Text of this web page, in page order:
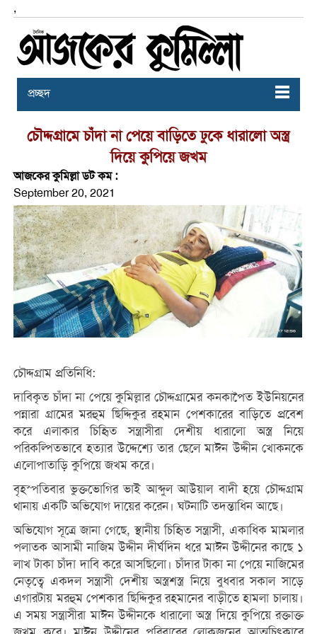
,
প্রচ্ছদ
চৌদ্দগ্রামে চাঁদা না পেয়ে বাড়িতে ঢুকে ধারালো অস্ত্র
দিয়ে কুপিয়ে জখম
আজকের কুমিল্লা ডট কম :
September 20, 2021
চৌদ্দগ্রাম প্রতিনিধি:
দাবিকৃত চাঁদা না পেয়ে কুমিল্লার চৌদ্দগ্রামের কনকাপৈত ইউনিয়নের
পন্নারা গ্রামের মরহুম ছিদ্দিকুর রহমান পেশকারের বাড়িতে প্রবেশ
করে এলাকার চিহিৃত সন্ত্রাসীরা দেশীয় ধারালো অস্ত্র নিয়ে
পরিকল্পিতভাবে হত্যার উদ্দেশ্যে তার ছেলে মাঈন উদ্দীন খোকনকে
এলোপাতাড়ি কুপিয়ে জখম করে।
বৃহস্পতিবার ভুক্তভোগির ভাই আব্দুল আউয়াল বাদী হয়ে চৌদ্দগ্রাম
থানায় একটি অভিযোগ দায়ের করেন। ঘটনাটি তদন্তাধিন আছে।
অভিযোগ সূত্রে জানা গেছে, স্থানীয় চিহিৃত সন্ত্রাসী, একাধিক মামলার
পলাতক আসামী নাজিম উদ্দীন দীর্ঘদিন ধরে মাঈন উদ্দীনের কাছে ১
লাখ টাকা চাঁদা দাবি করে আসছিলো। চাঁদার টাকা না পেয়ে নাজিমের
নেতৃত্বে একদল সন্ত্রাসী দেশীয় অস্ত্রশস্ত্র নিয়ে বুধবার সকাল সাড়ে
এগারটায় মরহুম পেশকার ছিদ্দিকুর রহমানের বাড়ীতে হামলা চালায়।
এ সময় সন্ত্রাসীরা মাঈন উদ্দীনকে ধারালো অস্ত্র দিয়ে কুপিয়ে রক্তাক্ত